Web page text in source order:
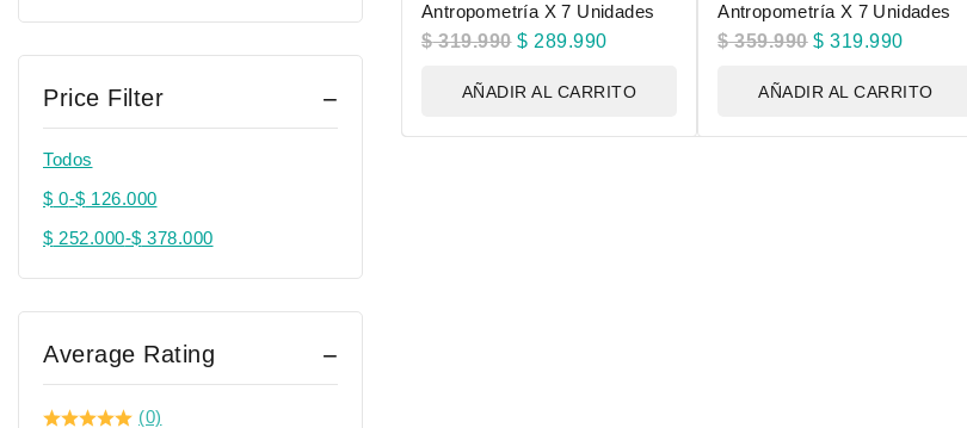
Antropometría X 7 Unidades
$319.990 $ 289.990
AÑADIR AL CARRITO
Antropometría X 7 Unidades
$359.990 $ 319.990
AÑADIR AL CARRITO
Price Filter
Todos
$ 0-$ 126.000
$ 252.000-$ 378.000
Average Rating
(0)